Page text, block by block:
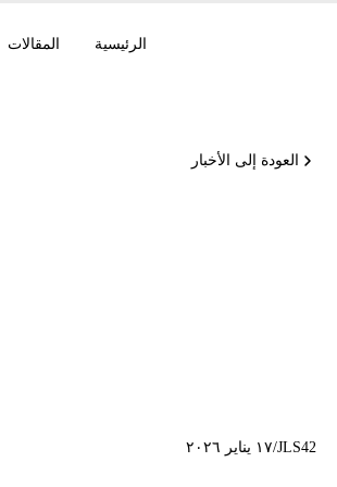
الرئيسية المقالات
العودة إلى الأخبار
JLS42
/١٧ يناير ٢٠٢٦